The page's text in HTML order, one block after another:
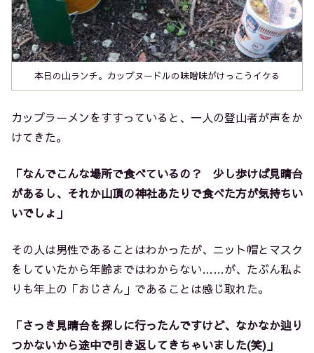
本日の山ランチ。カップヌードルの味噌味がけっこうイケる
カップラーメンをすすっていると、一人の登山者が声をか
けてきた。
「なんでこんな場所で食べているの？ 少し歩けば見晴台
があるし、それか山頂の神社あたりで食べた方が気持ちい
いでしょ」
その人は男性であることはわかったが、ニット帽とマスク
をしていたから年齢まではわからない……が、たぶん私よ
りも年上の「おじさん」であることは感じ取れた。
「さっき見晴台を探しに行ったんですけど、なかなか辿り
つかないから途中で引き返してきちゃいました(笑)」